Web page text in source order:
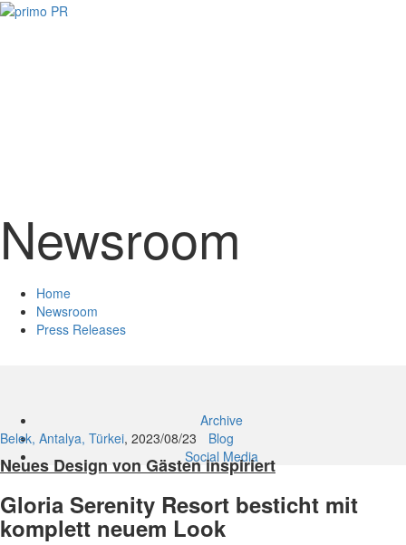
Newsroom
Home
Newsroom
Press Releases
Archive
Blog
Social Media
Belek, Antalya, Türkei, 2023/08/23
Neues Design von Gästen inspiriert
Gloria Serenity Resort besticht mit
komplett neuem Look